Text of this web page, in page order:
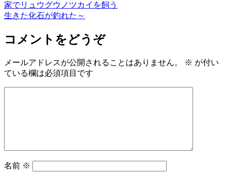
家でリュウグウノツカイを飼う
生きた化石が釣れた～
コメントをどうぞ
メールアドレスが公開されることはありません。 ※ が付い
ている欄は必須項目です
名前 ※